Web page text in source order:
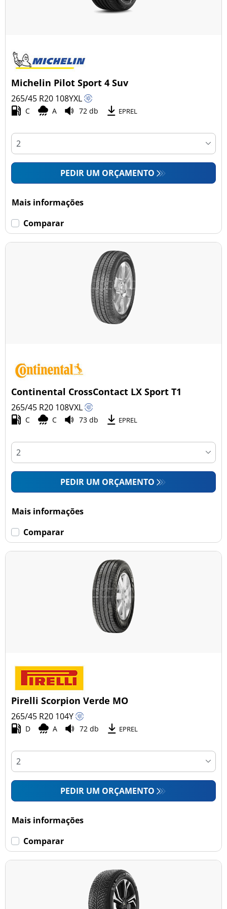
Michelin Pilot Sport 4 Suv
265/45 R20 108YXL
C A 72 db EPREL
PEDIR UM ORÇAMENTO
Mais informações
Comparar
Continental CrossContact LX Sport T1
265/45 R20 108VXL
C C 73 db EPREL
PEDIR UM ORÇAMENTO
Mais informações
Comparar
Pirelli Scorpion Verde MO
265/45 R20 104Y
D A 72 db EPREL
PEDIR UM ORÇAMENTO
Mais informações
Comparar